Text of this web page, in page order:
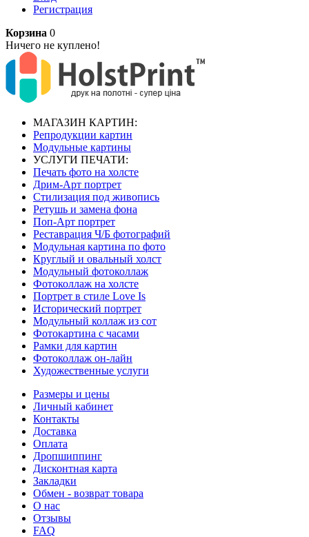
Регистрация
Корзина 0
Ничего не куплено!
МАГАЗИН КАРТИН:
Репродукции картин
Модульные картины
УСЛУГИ ПЕЧАТИ:
Печать фото на холсте
Дрим-Арт портрет
Стилизация под живопись
Ретушь и замена фона
Поп-Арт портрет
Реставрация Ч/Б фотографий
Модульная картина по фото
Круглый и овальный холст
Модульный фотоколлаж
Фотоколлаж на холсте
Портрет в стиле Love Is
Исторический портрет
Модульный коллаж из сот
Фотокартина с часами
Рамки для картин
Фотоколлаж он-лайн
Художественные услуги
Размеры и цены
Личный кабинет
Контакты
Доставка
Оплата
Дропшиппинг
Дисконтная карта
Закладки
Обмен - возврат товара
О нас
Отзывы
FAQ